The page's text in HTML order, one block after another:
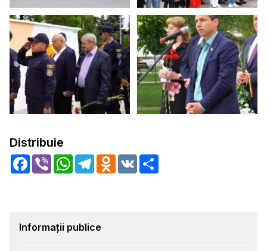
Distribuie
Facebook
Viber WhatsApp
TelegramOdnoklassniki
VK
Informații publice